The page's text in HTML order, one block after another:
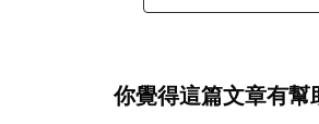
你覺得這篇文章有幫